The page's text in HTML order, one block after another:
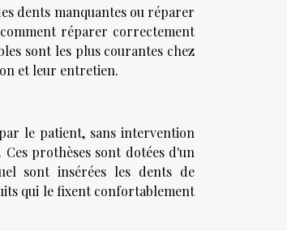
dents manquantes ou réparer
réparer correctement
sont les plus courantes chez
et leur entretien.
le patient, sans intervention
. Ces prothèses sont dotées d'un
sont insérées les dents de
qui le fixent confortablement